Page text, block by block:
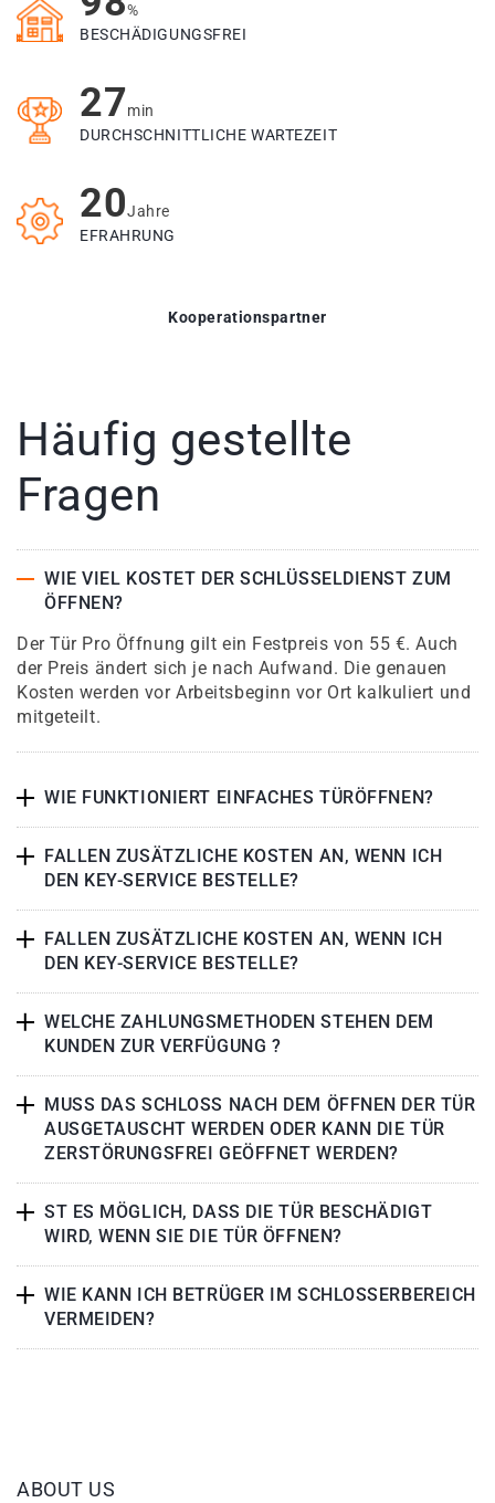
%
BESCHÄDIGUNGSFREI
27min
DURCHSCHNITTLICHE WARTEZEIT
20Jahre
EFRAHRUNG
Kooperationspartner
Häufig gestellte
Fragen
WIE VIEL KOSTET DER SCHLÜSSELDIENST ZUM
ÖFFNEN?
Der Tür Pro Öffnung gilt ein Festpreis von 55 €. Auch
der Preis ändert sich je nach Aufwand. Die genauen
Kosten werden vor Arbeitsbeginn vor Ort kalkuliert und
mitgeteilt.
WIE FUNKTIONIERT EINFACHES TÜRÖFFNEN?
FALLEN ZUSÄTZLICHE KOSTEN AN, WENN ICH
DEN KEY-SERVICE BESTELLE?
FALLEN ZUSÄTZLICHE KOSTEN AN, WENN ICH
DEN KEY-SERVICE BESTELLE?
WELCHE ZAHLUNGSMETHODEN STEHEN DEM
KUNDEN ZUR VERFÜGUNG ?
MUSS DAS SCHLOSS NACH DEM ÖFFNEN DER TÜR
AUSGETAUSCHT WERDEN ODER KANN DIE TÜR
ZERSTÖRUNGSFREI GEÖFFNET WERDEN?
ST ES MÖGLICH, DASS DIE TÜR BESCHÄDIGT
WIRD, WENN SIE DIE TÜR ÖFFNEN?
WIE KANN ICH BETRÜGER IM SCHLOSSERBEREICH
VERMEIDEN?
ABOUT US